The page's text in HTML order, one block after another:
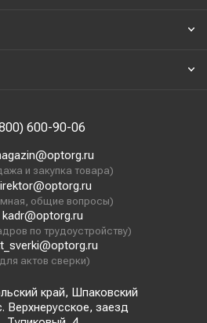
600-90-06
и закупка товара)
общие вопросы)
kadr@optorg.ru
по трудоустройству)
актов сверки)
край, Шпаковский
Верхнерусское, заезд